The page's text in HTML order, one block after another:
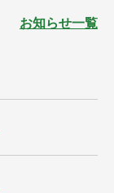
お知らせ一覧